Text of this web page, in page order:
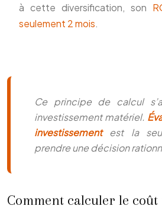
à cette diversification, son
seulement 2 mois.
Ce principe de calcul
investissement matériel.
investissementest la
prendre une décision
Comment calculer le coût